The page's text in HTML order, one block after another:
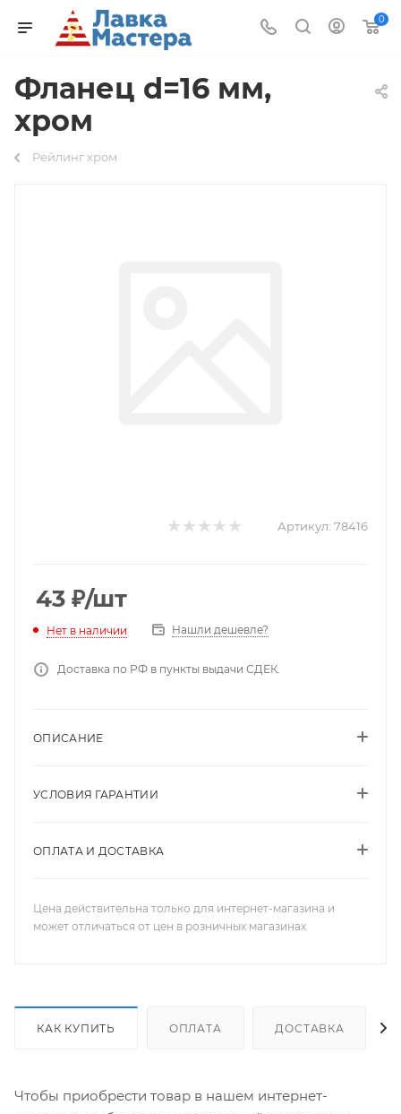
0
Фланец d=16 мм,
хром
Рейлинг хром
Артикул: 78416
43 ₽/шт
Нет в наличии Нашли дешевле?
Доставка по РФ в пункты выдачи СДЕК.
ОПИСАНИЕ
УСЛОВИЯ ГАРАНТИИ
ОПЛАТА И ДОСТАВКА
Цена действительна только для интернет-магазина и
может отличаться от цен в розничных магазинах
КАК КУПИТЬ ОПЛАТА ДОСТАВКА
Чтобы приобрести товар в нашем интернет-